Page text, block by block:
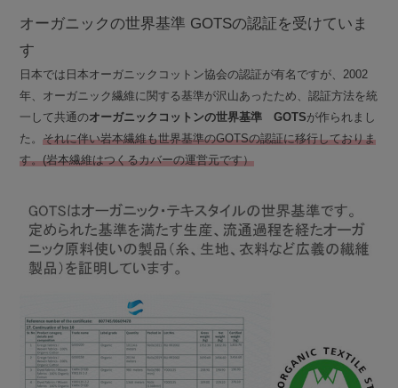
オーガニックの世界基準 GOTSの認証を受けていま
す
日本では日本オーガニックコットン協会の認証が有名ですが、2002
年、オーガニック繊維に関する基準が沢山あったため、認証方法を統
一して共通のオーガニックコットンの世界基準 GOTSが作られまし
た。それに伴い岩本繊維も世界基準のGOTSの認証に移行しておりま
す。(岩本繊維はつくるカバーの運営元です）